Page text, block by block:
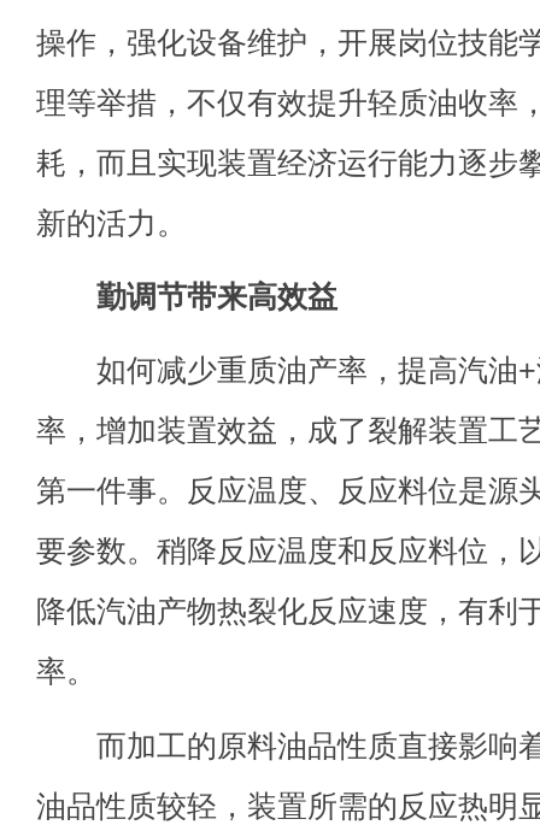
操作，强化设备维护，开展岗位技能
理等举措，不仅有效提升轻质油收率
耗，而且实现装置经济运行能力逐步
新的活力。
勤调节带来高效益
如何减少重质油产率，提高汽油+
率，增加装置效益，成了裂解装置工
第一件事。反应温度、反应料位是源
要参数。稍降反应温度和反应料位，
降低汽油产物热裂化反应速度，有利
率。
而加工的原料油品性质直接影响
油品性质较轻，装置所需的反应热明